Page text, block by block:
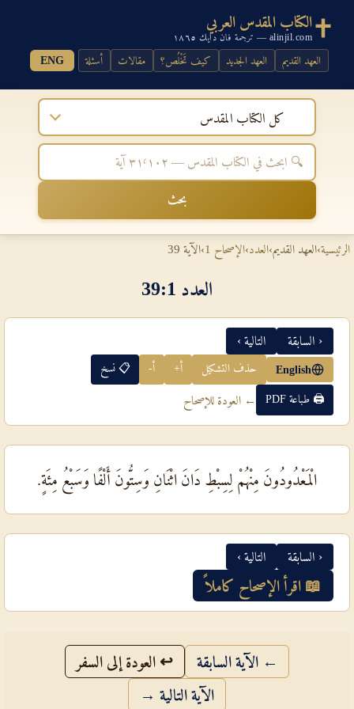
الكتاب المقدس العربي
alinjil.com — ترجمة فان دايك ١٨٦٥
العهد القديم العهد الجديد كيف تَخْلُص؟ مقالات أسئلة ENG
كل الكتاب المقدس
بحث
الرئيسية›العهد القديم›العدد›الإصحاح 1 ›الآية 39
العدد 1‏:‏39
‹ السابقة التالية ›
English حذف التشكيل أ+ أ- 📋 نسخ
🖨 طباعة PDF ← العودة للإصحاح
الْمَعْدُودُونَ مِنْهُمْ لِسِبْطِ دَانَ اثْنَانِ وَسِتُّونَ أَلْفًا وَسَبْعُ مِئَةٍ.
‹ السابقة التالية ›
📖 اقرأ الإصحاح كاملاً
← الآية السابقة
↩ العودة إلى السفر
الآية التالية →